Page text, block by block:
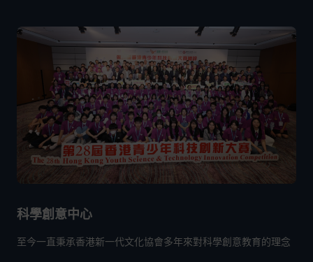
科學創意中心
至今一直秉承香港新一代文化協會多年來對科學創意教育的理念